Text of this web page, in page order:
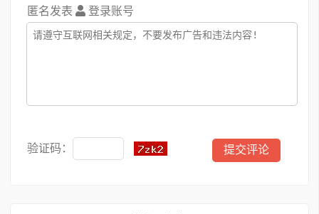
匿名发表 登录账号
验证码：